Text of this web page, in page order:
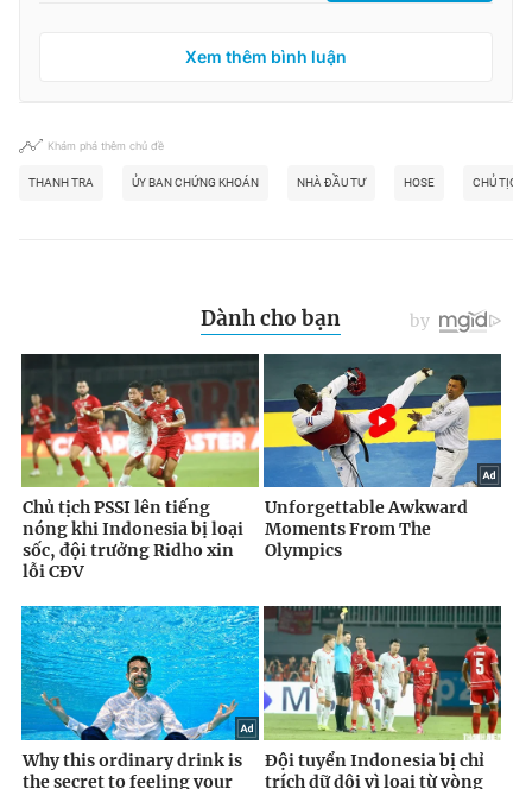
Xem thêm bình luận
Khám phá thêm chủ đề
THANH TRA ỦY BAN CHỨNG KHOÁN NHÀ ĐẦU TƯ HOSE CHỦ TỊCH